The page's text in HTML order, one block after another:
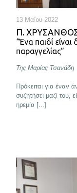
13 Μαΐου 2022
Π.
“Ένα παιδί
παραγγελίας”
Της Μαρίας Τσανάδη
Πρόκειται για έναν
συζητήσει μαζί του,
ηρεμία [...]